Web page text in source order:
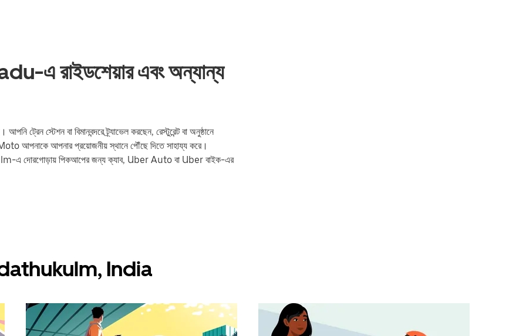
এ রাইডশেয়ার এবং অন্যান্য
স্টেশন বা বিমানবন্দরে ট্র্যাভেল করছেন, রেস্টুরেন্ট বা অনুষ্ঠানে
আপনাকে আপনার প্রয়োজনীয় স্থানে পৌঁছে দিতে সাহায্য করে।
এ দোরগোড়ায় পিকআপের জন্য ক্যাব, Uber Auto বা Uber বাইক-এর
India